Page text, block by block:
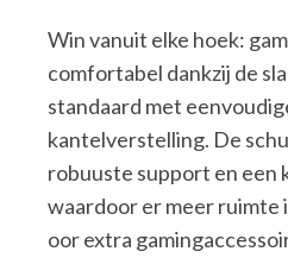
Win vanuit elke hoek:
comfortabel dankzij de
standaard met
kantelverstelling. De
robuuste support en een
waardoor er meer ruimte
oor extra